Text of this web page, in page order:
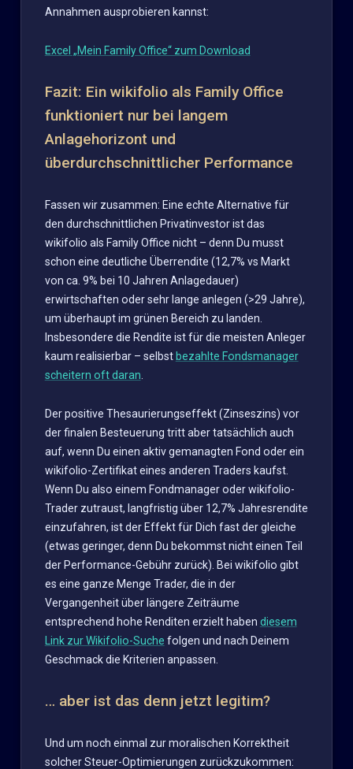
Annahmen ausprobieren kannst:
Excel „Mein Family Office“ zum Download
Fazit: Ein wikifolio als Family Office
funktioniert nur bei langem
Anlagehorizont und
überdurchschnittlicher Performance
Fassen wir zusammen: Eine echte Alternative für
den durchschnittlichen Privatinvestor ist das
wikifolio als Family Office nicht – denn Du musst
schon eine deutliche Überrendite (12,7% vs Markt
von ca. 9% bei 10 Jahren Anlagedauer)
erwirtschaften oder sehr lange anlegen (>29 Jahre),
um überhaupt im grünen Bereich zu landen.
Insbesondere die Rendite ist für die meisten Anleger
kaum realisierbar – selbst bezahlte Fondsmanager
scheitern oft daran
Der positive Thesaurierungseffekt (Zinseszins) vor
der finalen Besteuerung tritt aber tatsächlich auch
auf, wenn Du einen aktiv gemanagten Fond oder ein
wikifolio-Zertifikat eines anderen Traders kaufst.
Wenn Du also einem Fondmanager oder wikifolio-
Trader zutraust, langfristig über 12,7% Jahresrendite
einzufahren, ist der Effekt für Dich fast der gleiche
(etwas geringer, denn Du bekommst nicht einen Teil
der Performance-Gebühr zurück). Bei wikifolio gibt
es eine ganze Menge Trader, die in der
Vergangenheit über längere Zeiträume
entsprechend hohe Renditen erzielt haben diesem
Link zur Wikifolio-Suche folgen und nach Deinem
Geschmack die Kriterien anpassen.
… aber ist das denn jetzt legitim?
Und um noch einmal zur moralischen Korrektheit
solcher Steuer-Optimierungen zurückzukommen: